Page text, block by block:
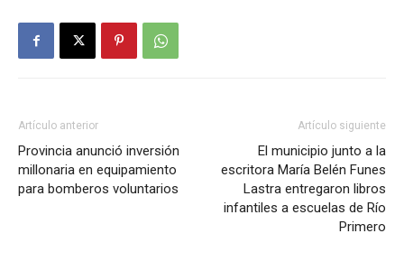
Artículo anterior
Provincia anunció inversión
millonaria en equipamiento
para bomberos voluntarios
Artículo siguiente
El municipio junto a la
escritora María Belén Funes
Lastra entregaron libros
infantiles a escuelas de Río
Primero